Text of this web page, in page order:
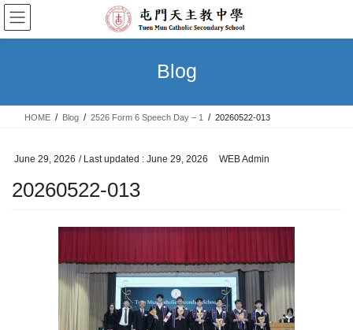
Skip
the
Skip
the
Blog
HOME Blog 2526 Form 6 Speech Day – 1 20260522-013
June 29, 2026 / Last updated : June 29, 2026 WEB Admin
20260522-013